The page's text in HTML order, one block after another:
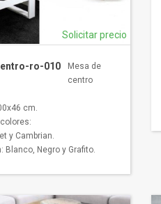
ro-010
Solicitar precio
Mesa de
centro
cm.
y Cambrian.
Blanco, Negro y Grafito.